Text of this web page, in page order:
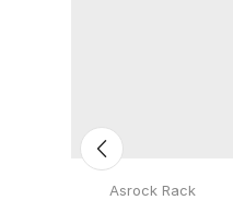
Asrock Rack